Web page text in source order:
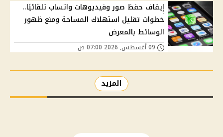
إيقاف حفظ صور وفيديوهات واتساب تلقائيًا..
خطوات تقليل استهلاك المساحة ومنع ظهور
الوسائط بالمعرض
المزيد